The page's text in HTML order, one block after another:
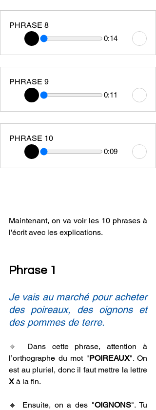
PHRASE 8
0:14
PHRASE 9
0:11
PHRASE 10
0:09
Maintenant, on va voir les 10 phrases à
l'écrit avec les explications.
Phrase 1
Je vais au marché pour acheter
des poireaux, des oignons et
des pommes de terre.
🔹 Dans cette phrase, attention à
l’orthographe du mot "POIREAUX". On
X à la fin.
🔹 Ensuite, on a des "OIGNONS". Tu